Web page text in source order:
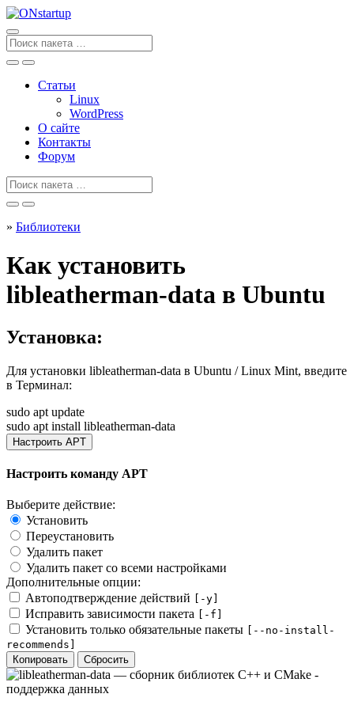
Перейти
к
содержанию
Поиск
для
Статьи
Linux
WordPress
О сайте
Контакты
Форум
Поиск
для
» Библиотеки
Как установить
libleatherman-data в Ubuntu
Установка:
Для установки libleatherman-data в Ubuntu / Linux Mint, введите
в Терминал:
sudo apt update
sudo apt install libleatherman-data
Настроить APT
Настроить команду APT
Выберите действие:
Установить
Переустановить
Удалить пакет
Удалить пакет со всеми настройками
Дополнительные опции:
Автоподтверждение действий
[-y]
Исправить зависимости пакета [-f]
Установить только обязательные пакеты
[--no-install-
recommends]
Копировать
Сбросить